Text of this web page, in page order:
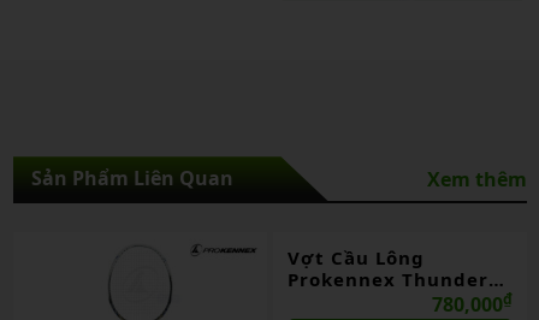
Sản Phẩm Liên Quan Xem thêm
Vợt Cầu Lông
Prokennex Thunder
780,000₫